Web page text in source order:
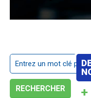
RECHERCHER